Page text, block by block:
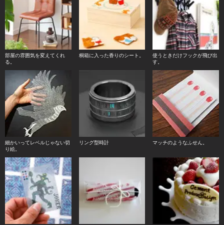
部屋の雰囲気を変えてくれ
る。
桐箱に入った香りのシート。
使うときだけフックが飛び出
す。
細かいってレベルじゃない切
り絵。
リング型時計 マッチのようなふせん。